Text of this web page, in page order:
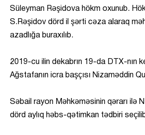
Süleyman Rəşidova hökm oxunub.
S.Rəşidov dörd il şərti cəza alaraq
azadlığa buraxılıb.
2019-cu ilin dekabrın 19-da DTX-nın
Ağstafanın icra başçısı Nizaməddin
Səbail rayon Məhkəməsinin qərarı ilə
dörd aylıq həbs-qətimkan tədbiri